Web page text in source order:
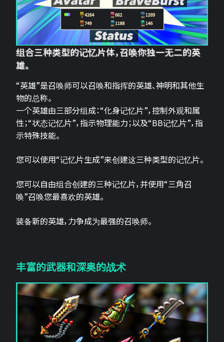
组合三种类型的记忆片体，召唤你独一无二的英
雄。
“英雄”是召唤师可以召唤和指挥的英雄、神明和其他生
物的总称。
一个英雄由三部分组成：“化身记忆片”，控制外观和属
性；“状态记忆片”，指示物理能力；以及“BB记忆片”，指
示特殊技能。
您可以使用“记忆片生成”来创建这三种类型的记忆片。
您可以自由组合创建的三种记忆片，并使用“三角召
唤”召唤您最喜欢的英雄。
装备新的英雄，力争成为最强的召唤师。
丰富的武器和深奥的战术